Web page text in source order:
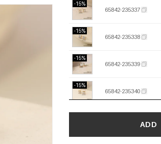
-15%
65842-235337
-15%
65842-235338
-15%
65842-235339
-15%
65842-235340
-15%
ADD